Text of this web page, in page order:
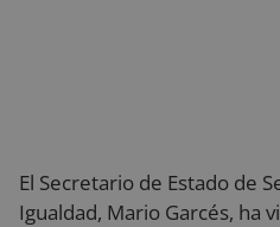
El Secretario de Estado de
Igualdad, Mario Garcés, ha